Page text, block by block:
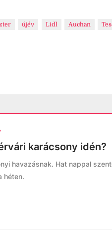
újév Lidl Auchan
karácsony idén?
havazásnak. Hat nappal
héten.